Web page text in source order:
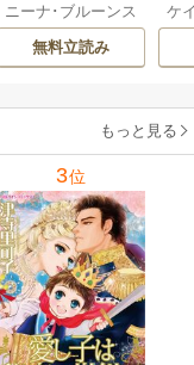
ックス セット 202
6年 vol.1063 1巻
ニーナ･ブルーンス
/おおつきちずる/
レベッカ･ヨーク
ーディ/海野みつる
サラ･ウッド/流
水凛子
無料立読み
ッ
ケ
/
ザ
もっと見る
3位